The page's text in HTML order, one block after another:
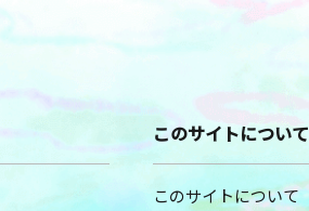
このサイトについて
このサイトについて